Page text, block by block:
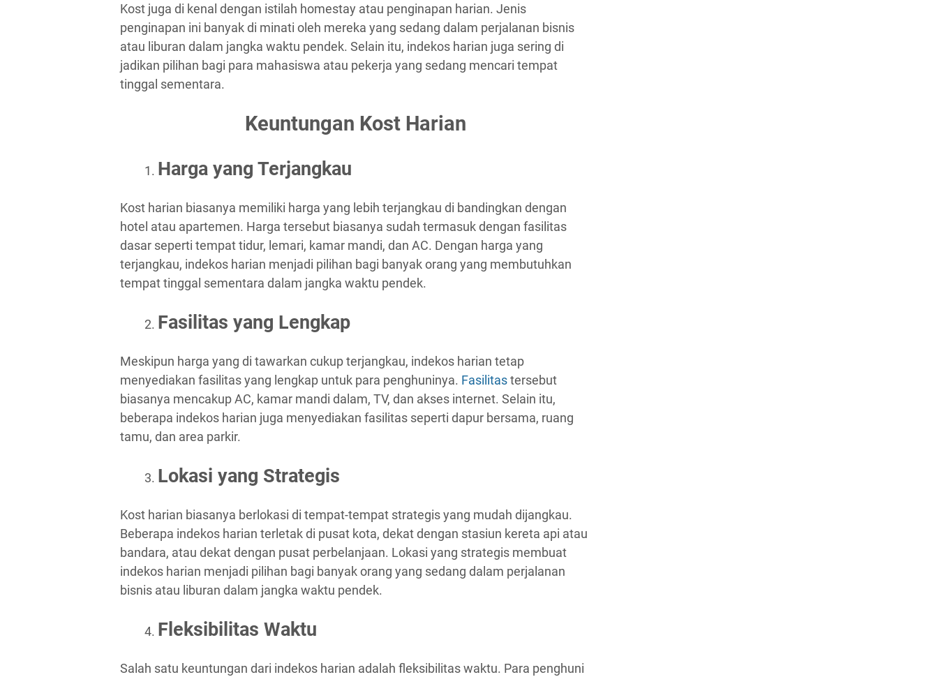
Kost juga di kenal dengan istilah homestay atau penginapan harian. Jenis
penginapan ini banyak di minati oleh mereka yang sedang dalam perjalanan bisnis
atau liburan dalam jangka waktu pendek. Selain itu, indekos harian juga sering di
jadikan pilihan bagi para mahasiswa atau pekerja yang sedang mencari tempat
tinggal sementara.
Keuntungan Kost Harian
Harga yang Terjangkau
Kost harian biasanya memiliki harga yang lebih terjangkau di bandingkan dengan
hotel atau apartemen. Harga tersebut biasanya sudah termasuk dengan fasilitas
dasar seperti tempat tidur, lemari, kamar mandi, dan AC. Dengan harga yang
terjangkau, indekos harian menjadi pilihan bagi banyak orang yang membutuhkan
tempat tinggal sementara dalam jangka waktu pendek.
Fasilitas yang Lengkap
Meskipun harga yang di tawarkan cukup terjangkau, indekos harian tetap
menyediakan fasilitas yang lengkap untuk para penghuninya. Fasilitastersebut
biasanya mencakup AC, kamar mandi dalam, TV, dan akses internet. Selain itu,
beberapa indekos harian juga menyediakan fasilitas seperti dapur bersama, ruang
tamu, dan area parkir.
Lokasi yang Strategis
Kost harian biasanya berlokasi di tempat-tempat strategis yang mudah dijangkau.
Beberapa indekos harian terletak di pusat kota, dekat dengan stasiun kereta api atau
bandara, atau dekat dengan pusat perbelanjaan. Lokasi yang strategis membuat
indekos harian menjadi pilihan bagi banyak orang yang sedang dalam perjalanan
bisnis atau liburan dalam jangka waktu pendek.
Fleksibilitas Waktu
Salah satu keuntungan dari indekos harian adalah fleksibilitas waktu. Para penghuni